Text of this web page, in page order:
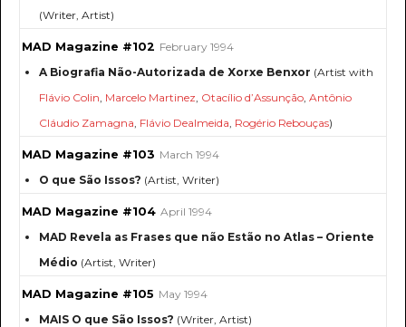
(Writer, Artist)
MAD Magazine #102 February 1994
A Biografia Não-Autorizada de Xorxe Benxor (Artist with
Flávio Colin, Marcelo Martinez, Otacílio d’Assunção, Antônio
Cláudio Zamagna, Flávio Dealmeida, Rogério Rebouças)
MAD Magazine #103 March 1994
O que São Issos? (Artist, Writer)
MAD Magazine #104 April 1994
MAD Revela as Frases que não Estão no Atlas – Oriente
Médio (Artist, Writer)
MAD Magazine #105 May 1994
MAIS O que São Issos? (Writer, Artist)